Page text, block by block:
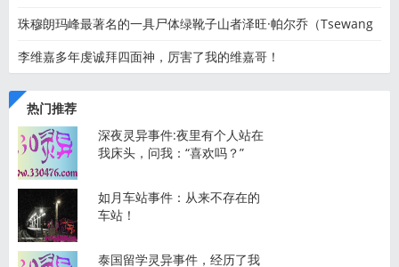
珠穆朗玛峰最著名的一具尸体绿靴子山者泽旺·帕尔乔（Tsewang
李维嘉多年虔诚拜四面神，厉害了我的维嘉哥！
热门推荐
深夜灵异事件:夜里有个人站在
我床头，问我：“喜欢吗？”
如月车站事件：从来不存在的
车站！
泰国留学灵异事件，经历了我